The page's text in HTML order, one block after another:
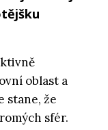
oblast a
stane, že
sfér.